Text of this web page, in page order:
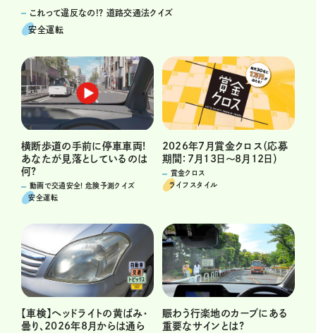
これって違反なの!? 道路交通法クイズ
安全運転
横断歩道の手前に停車車両!
あなたが見落としているのは
何?
動画で交通安全! 危険予測クイズ
安全運転
2026年7月賞金クロス（応募
期間：7月13日～8月12日）
賞金クロス
ライフスタイル
【車検】ヘッドライトの黄ばみ・
曇り、2026年8月からは通ら
賑わう行楽地のカーブにある
重要なサインとは?